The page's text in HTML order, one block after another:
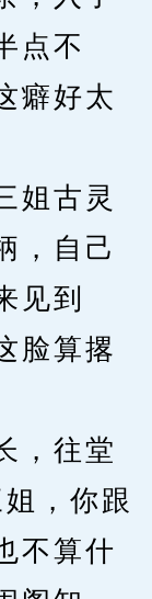
点不
癖好太
古灵
，自己
见到
脸算撂
往堂
，你跟
不算什